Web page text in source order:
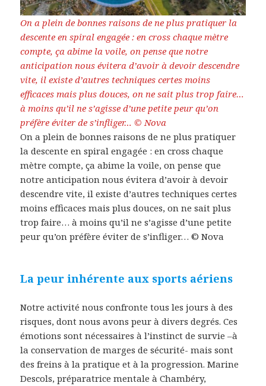
On a plein de bonnes raisons de ne plus pratiquer la
descente en spiral engagée : en cross chaque mètre
compte, ça abime la voile, on pense que notre
anticipation nous évitera d’avoir à devoir descendre
vite, il existe d’autres techniques certes moins
efficaces mais plus douces, on ne sait plus trop faire…
à moins qu’il ne s’agisse d’une petite peur qu’on
préfère éviter de s’infliger… © Nova
On a plein de bonnes raisons de ne plus pratiquer
la descente en spiral engagée : en cross chaque
mètre compte, ça abime la voile, on pense que
notre anticipation nous évitera d’avoir à devoir
descendre vite, il existe d’autres techniques certes
moins efficaces mais plus douces, on ne sait plus
trop faire… à moins qu’il ne s’agisse d’une petite
peur qu’on préfère éviter de s’infliger… © Nova
La peur inhérente aux sports aériens
Notre activité nous confronte tous les jours à des
risques, dont nous avons peur à divers degrés. Ces
émotions sont nécessaires à l’instinct de survie –à
la conservation de marges de sécurité- mais sont
des freins à la pratique et à la progression. Marine
Descols, préparatrice mentale à Chambéry,